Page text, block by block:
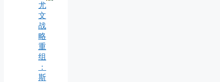
尤
文
战
略
重
组
：
斯